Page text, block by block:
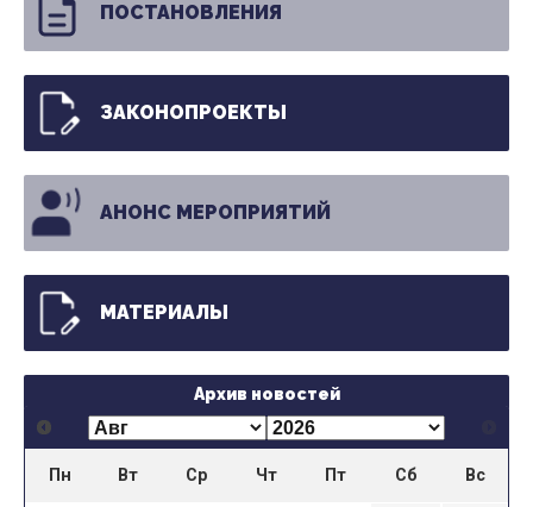
ПОСТАНОВЛЕНИЯ
ЗАКОНОПРОЕКТЫ
АНОНС МЕРОПРИЯТИЙ
МАТЕРИАЛЫ
Архив новостей
Пн Вт Ср Чт Пт Сб Вс